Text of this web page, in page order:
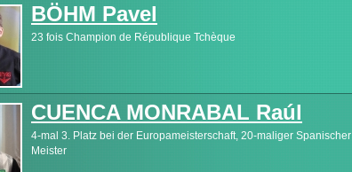
BÖHM Pavel
23 fois Champion de République Tchèque
CUENCA MONRABAL Raúl
4-mal 3. Platz bei der Europameisterschaft, 20-maliger Spanischer
Meister